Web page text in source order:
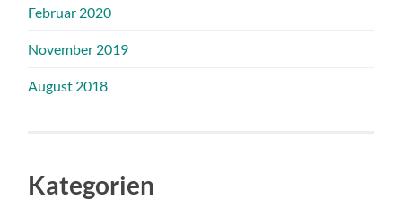
Februar 2020
November 2019
August 2018
Kategorien